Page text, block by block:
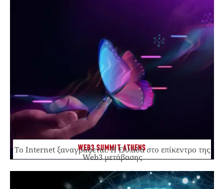
WEB3 SUMMIT ATHENS
Το Internet ξαναγράφεται. Η Ελλάδα στο επίκεντρο της
Web3 μετάβασης